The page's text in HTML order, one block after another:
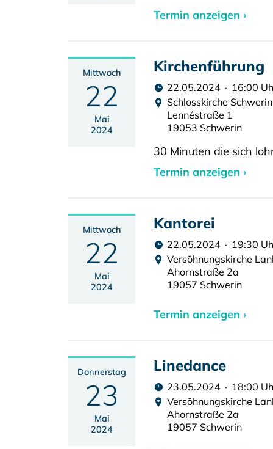
Termin anzeigen ›
Mittwoch
22
Mai
2024
Kirchenführung
22.05.2024 · 16:00
Schlosskirche Schwerin
Lennéstraße 1
19053 Schwerin
30 Minuten die sich
Termin anzeigen ›
Mittwoch
22
Mai
2024
Kantorei
22.05.2024 · 19:30
Versöhnungskirche
Ahornstraße 2a
19057 Schwerin
Termin anzeigen ›
Donnerstag
23
Mai
2024
Linedance
23.05.2024 · 18:00
Versöhnungskirche
Ahornstraße 2a
19057 Schwerin